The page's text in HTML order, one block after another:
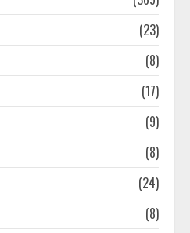
(23)
(8)
(17)
(9)
(8)
(24)
(8)